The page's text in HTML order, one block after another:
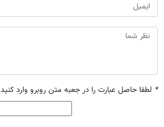
* لطفا حاصل عبارت را در جعبه متن روبرو وارد کنید